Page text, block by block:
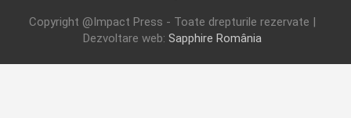
Copyright @Impact Press - Toate drepturile rezervate |
Dezvoltare web: Sapphire România